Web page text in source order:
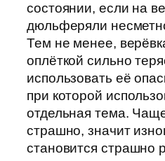
состоянии, если на
дюльферяли
Тем не менее,
оплёткой сильно
использовать её
при которой
отдельная тема.
страшно, значит
становится страшно